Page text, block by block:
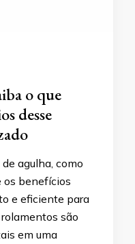
o que
desse
agulha, como
os benefícios
e eficiente para
são
em uma